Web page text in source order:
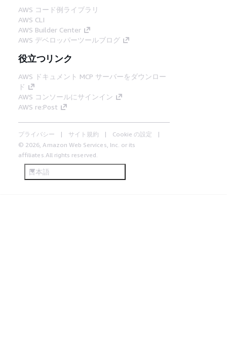
AWS コード例ライブラリ
AWS CLI
AWS Builder Center
AWS デベロッパーツールブログ
役立つリンク
AWS ドキュメント MCP サーバーをダウンロー
ド
AWS コンソールにサインイン
AWS re:Post
プライバシー サイト規約
Cookie の設定
© 2026, Amazon Web Services, Inc. or its
affiliates.All rights reserved.
日本語